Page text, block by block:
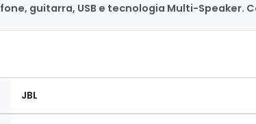
guitarra, USB e tecnologia Multi-Speaker.
JBL